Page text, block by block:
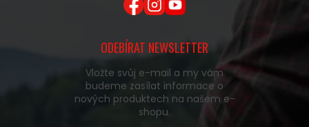
ODEBÍRAT NEWSLETTER
Vložte svůj e-mail a my vám
budeme zasílat informace o
nových produktech na našem e-
shopu.